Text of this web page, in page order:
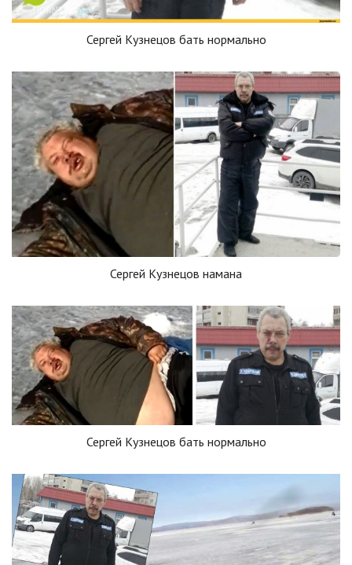
Сергей Кузнецов бать нормально
Сергей Кузнецов намана
Сергей Кузнецов бать нормально